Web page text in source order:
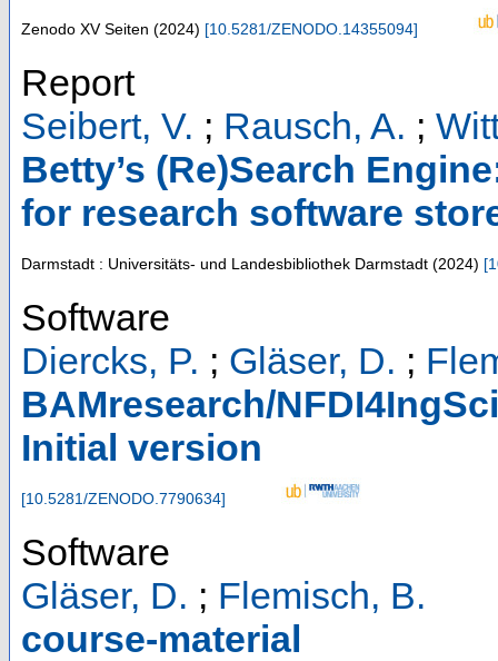
Zenodo XV Seiten (2024) [10.5281/ZENODO.14355094]
Report
Seibert, V. ; Rausch, A. ;
Betty’s (Re)Search
for research software
Darmstadt : Universitäts- und Landesbibliothek Darmstadt (2024) [
Software
Diercks, P. ; Gläser, D. ;
BAMresearch/
Initial version
[10.5281/ZENODO.7790634]
Software
Gläser, D. ; Flemisch, B.
course-material